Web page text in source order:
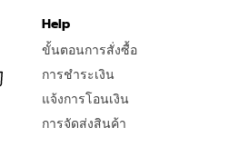
Help
ขั้นตอนการสั่งซื้อ
การชำระเงิน
แจ้งการโอนเงิน
การจัดส่งสินค้า